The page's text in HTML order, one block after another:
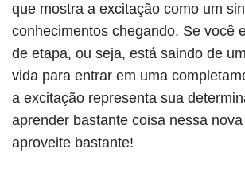
que mostra a excitação como um
conhecimentos chegando. Se você
de etapa, ou seja, está saindo de
vida para entrar em uma
a excitação representa sua
aprender bastante coisa nessa
aproveite bastante!